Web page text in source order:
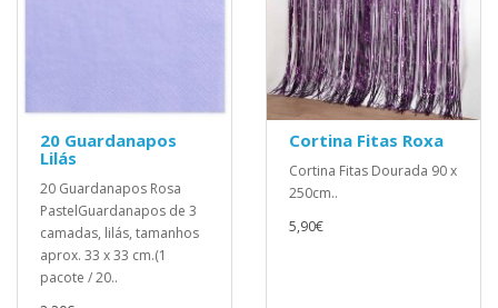
20 Guardanapos
Lilás
20 Guardanapos Rosa
PastelGuardanapos de 3
camadas, lilás, tamanhos
aprox. 33 x 33 cm.(1
pacote / 20..
Cortina Fitas Roxa
Cortina Fitas Dourada 90 x
250cm..
5,90€